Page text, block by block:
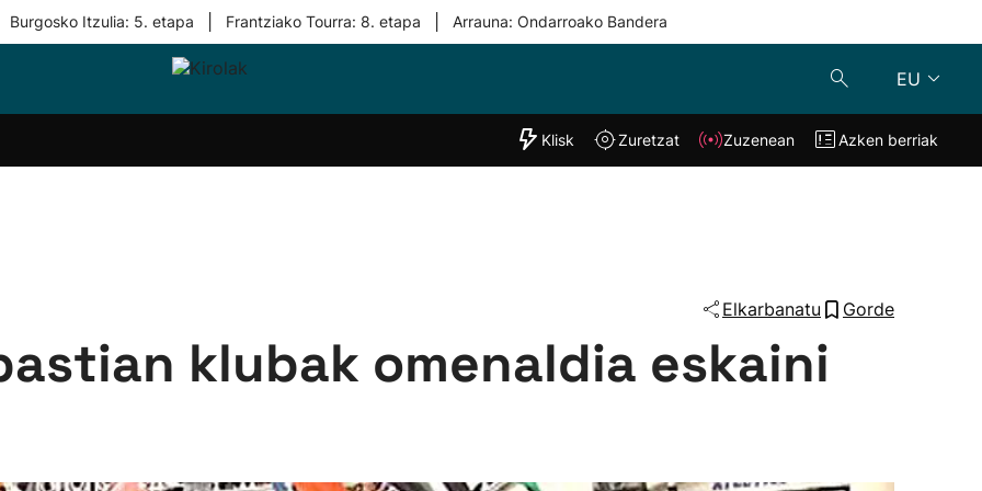
Burgosko Itzulia: 5. etapa Frantziako Tourra: 8. etapa Arrauna: Ondarroako Bandera
EU
Taldeak
"Helmuga"
Klisk Zuzenean
Klisk Zuretzat Zuzenean Azken berriak
Elkarbanatu Gorde
klubak omenaldia eskaini